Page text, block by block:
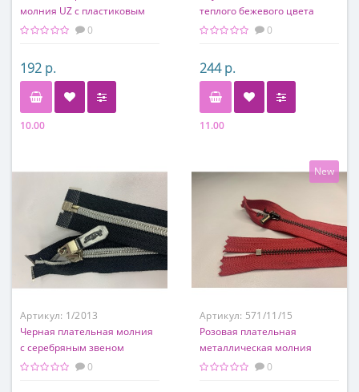
молния UZ с пластиковым
звеном
0
192 р.
10.00
теплого бежевого цвета
0
244 р.
11.00
Артикул: 1/2013
Черная плательная молния
с серебряным звеном
0
New
Артикул: 571/11/15
Розовая плательная
металлическая молния
0